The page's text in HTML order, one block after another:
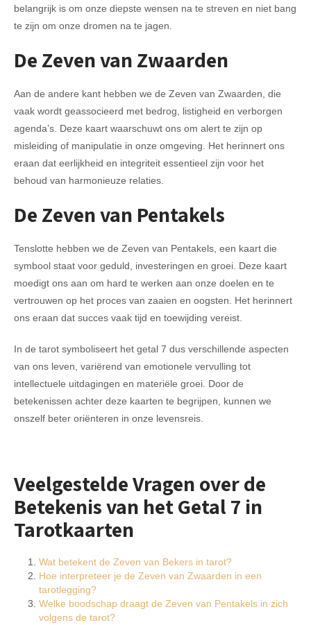
belangrijk is om onze diepste wensen na te streven en niet bang
te zijn om onze dromen na te jagen.
De Zeven van Zwaarden
Aan de andere kant hebben we de Zeven van Zwaarden, die
vaak wordt geassocieerd met bedrog, listigheid en verborgen
agenda’s. Deze kaart waarschuwt ons om alert te zijn op
misleiding of manipulatie in onze omgeving. Het herinnert ons
eraan dat eerlijkheid en integriteit essentieel zijn voor het
behoud van harmonieuze relaties.
De Zeven van Pentakels
Tenslotte hebben we de Zeven van Pentakels, een kaart die
symbool staat voor geduld, investeringen en groei. Deze kaart
moedigt ons aan om hard te werken aan onze doelen en te
vertrouwen op het proces van zaaien en oogsten. Het herinnert
ons eraan dat succes vaak tijd en toewijding vereist.
In de tarot symboliseert het getal 7 dus verschillende aspecten
van ons leven, variërend van emotionele vervulling tot
intellectuele uitdagingen en materiële groei. Door de
betekenissen achter deze kaarten te begrijpen, kunnen we
onszelf beter oriënteren in onze levensreis.
Veelgestelde Vragen over de
Betekenis van het Getal 7 in
Tarotkaarten
Wat betekent de Zeven van Bekers in tarot?
Hoe interpreteer je de Zeven van Zwaarden in een
tarotlegging?
Welke boodschap draagt de Zeven van Pentakels in zich
volgens de tarot?